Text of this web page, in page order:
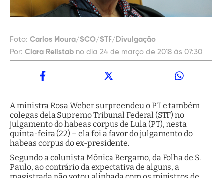
Foto: Carlos Moura/SCO/STF/Divulgação
Por: Clara Rellstab no dia 24 de março de 2018 às 07:30
A ministra Rosa Weber surpreendeu o PT e também
colegas dela Supremo Tribunal Federal (STF) no
julgamento do habeas corpus de Lula (PT), nesta
quinta-feira (22) – ela foi a favor do julgamento do
habeas corpus do ex-presidente.
Segundo a colunista Mônica Bergamo, da Folha de S.
Paulo, ao contrário da expectativa de alguns, a
magistrada não votou alinhada com os ministros de